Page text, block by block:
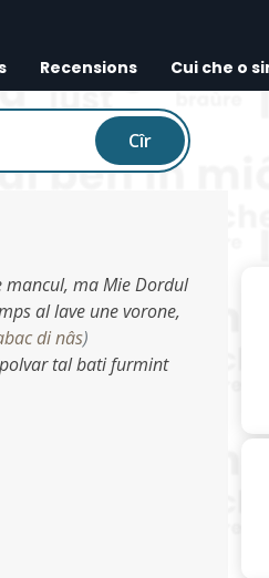
Recensions Cui che o
Cîr
mancul, ma Mie Dordul
al lave une vorone,
di nâs)
tal bati furmint